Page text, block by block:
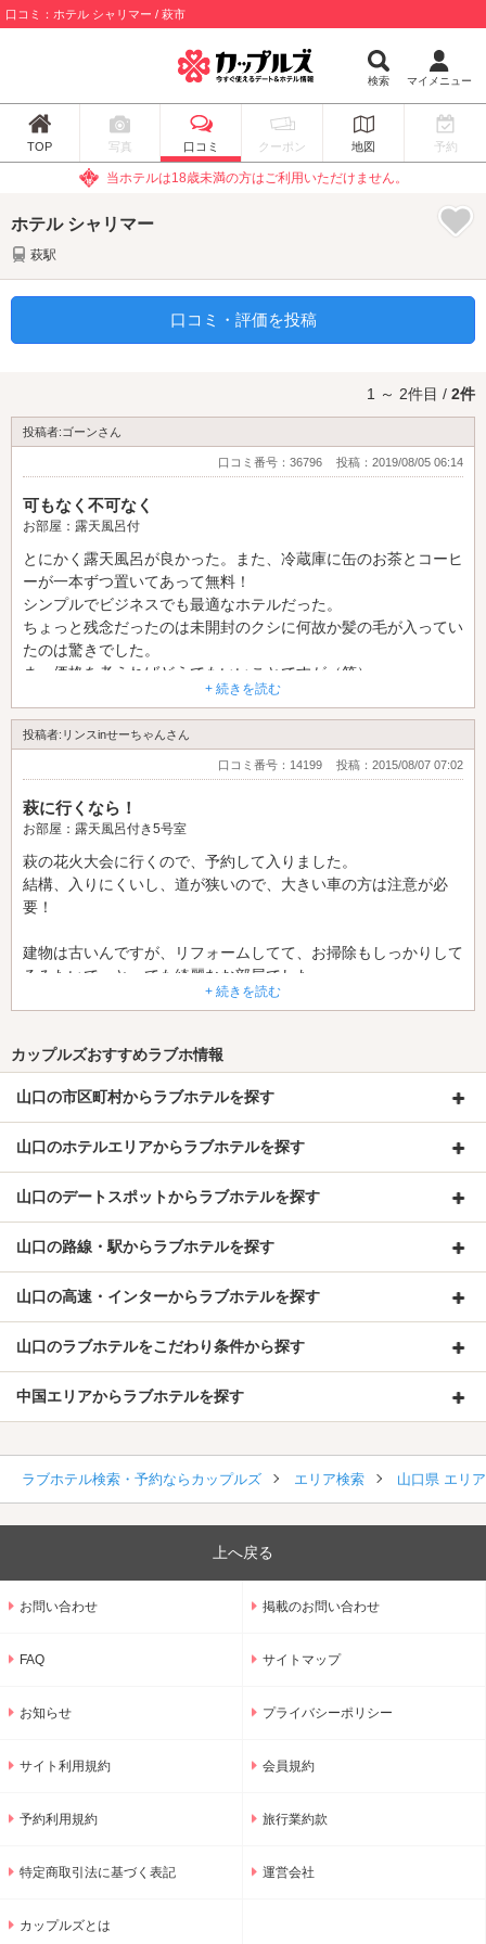
口コミ：ホテル シャリマー / 萩市
検索 マイメニュー
TOP 写真 口コミ クーポン 地図 予約
当ホテルは18歳未満の方はご利用いただけません。
ホテル シャリマー
萩駅
口コミ・評価を投稿
1 ～ 2件目 / 2件
投稿者:ゴーンさん
口コミ番号：36796 投稿：2019/08/05 06:14
可もなく不可なく
お部屋：露天風呂付
とにかく露天風呂が良かった。また、冷蔵庫に缶のお茶とコーヒ
ーが一本ずつ置いてあって無料！
シンプルでビジネスでも最適なホテルだった。
ちょっと残念だったのは未開封のクシに何故か髪の毛が入ってい
たのは驚きでした。
まっ価格を考えればどうでもいいことですが（笑）
+ 続きを読む
投稿者:リンスinせーちゃんさん
口コミ番号：14199 投稿：2015/08/07 07:02
萩に行くなら！
お部屋：露天風呂付き5号室
萩の花火大会に行くので、予約して入りました。
結構、入りにくいし、道が狭いので、大きい車の方は注意が必
要！
建物は古いんですが、リフォームしてて、お掃除もしっかりして
るみたいで、とっても綺麗なお部屋でした。
露天風呂も気持ち良かった！！
ただ、露天風呂の方から小さい虫がイッパイ来ますので、ドアを
閉めないと！です。
あと、洗面台のコップは、裸でドーンって置いてあったのが痛い
飲食ありませんが、シンプルな気持ち良いホテルだったので、萩
+ 続きを読む
カップルズおすすめラブホ情報
山口の市区町村からラブホテルを探す
山口のホテルエリアからラブホテルを探す
山口のデートスポットからラブホテルを探す
山口の路線・駅からラブホテルを探す
山口の高速・インターからラブホテルを探す
山口のラブホテルをこだわり条件から探す
中国エリアからラブホテルを探す
ラブホテル検索・予約ならカップルズ エリア検索 山口県 エリ
上へ戻る
お問い合わせ 掲載のお問い合わせ
FAQ サイトマップ
お知らせ プライバシーポリシー
サイト利用規約 会員規約
予約利用規約 旅行業約款
特定商取引法に基づく表記 運営会社
カップルズとは